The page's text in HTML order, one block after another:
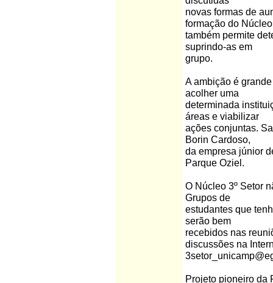
novas formas de
formação do Núcleo
também permite
suprindo-as em
grupo.
A ambição é
acolher uma
determinada
áreas e viabilizar
ações conjuntas.
Borin Cardoso,
da empresa júnior
Parque Oziel.
O Núcleo 3º Setor
Grupos de
estudantes que
serão bem
recebidos nas
discussões na
Projeto pioneiro da